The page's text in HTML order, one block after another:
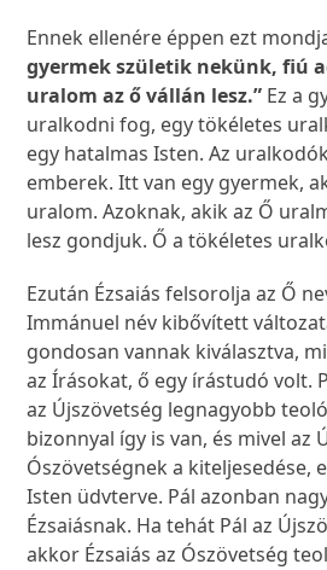
Ennek ellenére éppen ezt
gyermek születik nekünk, fiú
uralom az ő vállán lesz.” Ez a
uralkodni fog, egy tökéletes
egy hatalmas Isten. Az
emberek. Itt van egy gyermek,
uralom. Azoknak, akik az Ő
lesz gondjuk. Ő a tökéletes
Ezután Ézsaiás felsorolja az Ő
Immánuel név kibővített
gondosan vannak kiválasztva,
az Írásokat, ő egy írástudó volt.
az Újszövetség legnagyobb
bizonnyal így is van, és mivel az
Ószövetségnek a kiteljesedése,
Isten üdvterve. Pál azonban
Ézsaiásnak. Ha tehát Pál az
akkor Ézsaiás az Ószövetség